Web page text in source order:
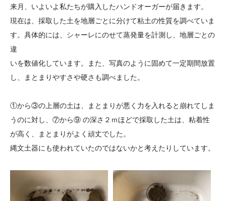
役員・評議員 公開情報
年報一覧 中谷財団レポート
大学院生奨学金
国際学生交流プログラ
ム
科学教育振興助成・
次世代理系人材育成プ
ログラム助成
アクセス よくあるご質問
サイトマップ
日本語 English マイページ
来月、いよいよ私たちが購入したハンドオーガーが届きます。
現在は、採取した土を地層ごとに分けて粘土の性質を調べていま
す。具体的には、シャーレにのせて蒸発量を計測し、地層ごとの
違
いを数値化しています。また、写真のように固めて一定期間放置
し、まとまりやすさや硬さも調べました。
①から③の上層の土は、まとまりが悪く力を入れると崩れてしま
うのに対し、⑦から⑨ の深さ２ｍほどで採取した土は、粘着性
が高く、まとまりがよく頑丈でした。
縄文土器にも使われていたのではないかと考えたりしています。